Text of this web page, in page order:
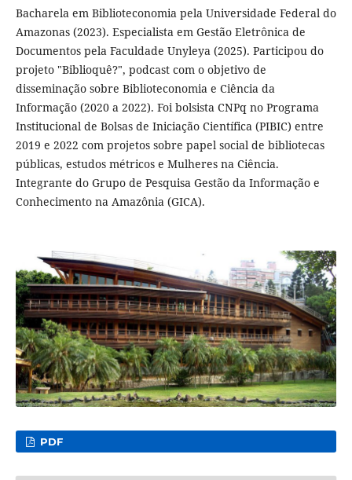
Bacharela em Biblioteconomia pela Universidade Federal do
Amazonas (2023). Especialista em Gestão Eletrônica de
Documentos pela Faculdade Unyleya (2025). Participou do
projeto "Biblioquê?", podcast com o objetivo de
disseminação sobre Biblioteconomia e Ciência da
Informação (2020 a 2022). Foi bolsista CNPq no Programa
Institucional de Bolsas de Iniciação Científica (PIBIC) entre
2019 e 2022 com projetos sobre papel social de bibliotecas
públicas, estudos métricos e Mulheres na Ciência.
Integrante do Grupo de Pesquisa Gestão da Informação e
Conhecimento na Amazônia (GICA).
PDF